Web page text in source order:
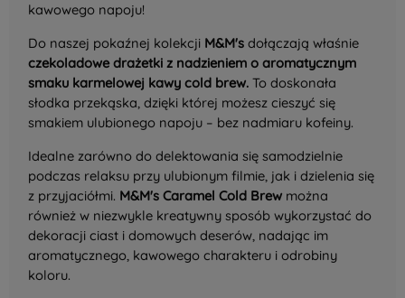
kawowego napoju!
Do naszej pokaźnej kolekcji M&M's dołączają właśnie
czekoladowe drażetki z nadzieniem o aromatycznym
smaku karmelowej kawy cold brew. To doskonała
słodka przekąska, dzięki której możesz cieszyć się
smakiem ulubionego napoju – bez nadmiaru kofeiny.
Idealne zarówno do delektowania się samodzielnie
podczas relaksu przy ulubionym filmie, jak i dzielenia się
z przyjaciółmi. M&M's Caramel Cold Brew można
również w niezwykle kreatywny sposób wykorzystać do
dekoracji ciast i domowych deserów, nadając im
aromatycznego, kawowego charakteru i odrobiny
koloru.